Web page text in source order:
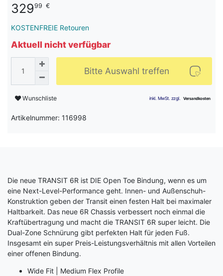
32999 €
KOSTENFREIE Retouren
Aktuell nicht verfügbar
Bitte Auswahl treffen
Wunschliste
Artikelnummer: 116998
Die neue TRANSIT 6R ist DIE Open Toe Bindung, wenn es um
eine Next-Level-Performance geht. Innen- und Außenschuh-
Konstruktion geben der Transit einen festen Halt bei maximaler
Haltbarkeit. Das neue 6R Chassis verbessert noch einmal die
Kraftübertragung und macht die TRANSIT 6R super leicht. Die
Dual-Zone Schnürung gibt perfekten Halt für jeden Fuß.
Insgesamt ein super Preis-Leistungsverhältnis mit allen Vorteilen
einer offenen Bindung.
Wide Fit | Medium Flex Profile